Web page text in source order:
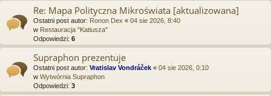
Re: Mapa Polityczna Mikroświata [aktualizowana]
Ostatni post autor: Ronon Dex « 04 sie 2026, 8:40
w Restauracja "Katiusza"
Odpowiedzi: 6
Supraphon prezentuje
Ostatni post autor: Vratislav Vondráček « 04 sie 2026, 0:10
w Wytwórnia Supraphon
Odpowiedzi: 3